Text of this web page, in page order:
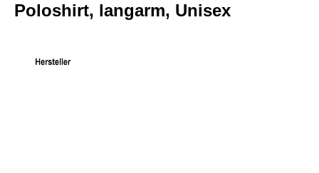
Poloshirt, langarm, Unisex